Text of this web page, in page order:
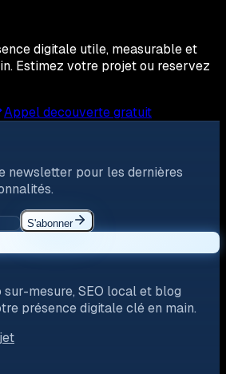
digitale utile, measurable et
Estimez votre projet ou reservez
Appel decouverte gratuit
newsletter pour les dernières
S'abonner
mesure, SEO local et blog
présence digitale clé en main.